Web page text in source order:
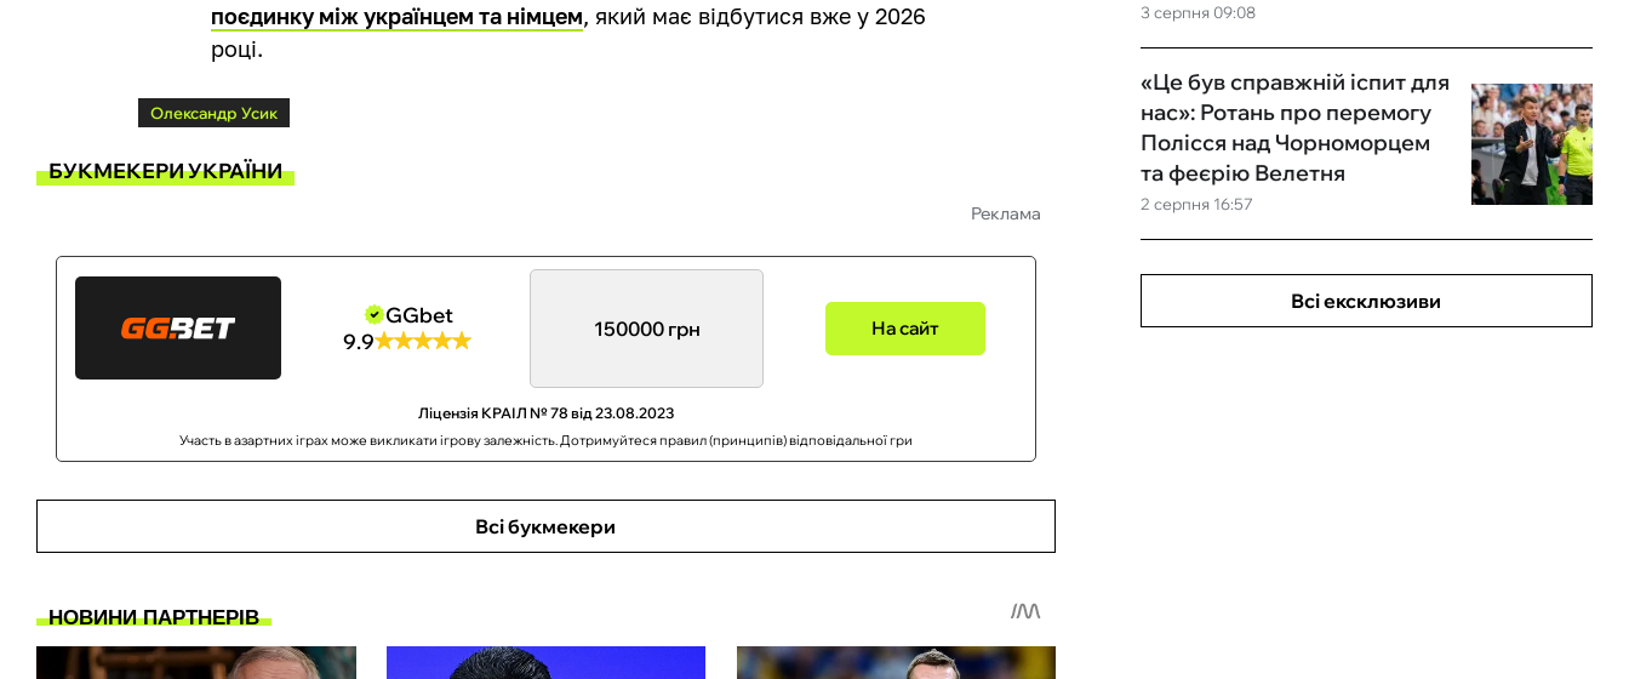
поєдинку між українцем та німцем, який має відбутися вже у 2026
році.
Олександр Усик
БУКМЕКЕРИ УКРАЇНИ
Реклама
GGbet
9.9
150000 грн На сайт
Ліцензія КРАІЛ № 78 від 23.08.2023
Участь в азартних іграх може викликати ігрову залежність. Дотримуйтеся правил (принципів) відповідальної гри
Всі букмекери
3 серпня 09:08
2 серпня 16:57
«Це був справжній іспит для
нас»: Ротань про перемогу
Полісся над Чорноморцем
та феєрію Велетня
Всі ексклюзиви